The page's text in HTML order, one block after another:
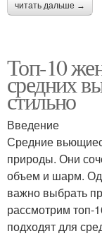
читать дальше →
Топ-10
средних
стильно
Введение
Средние
природы. Они
объем и шарм.
важно выбрать
рассмотрим топ-
подходят для